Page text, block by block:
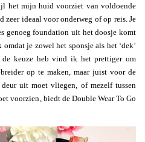
het mijn huid voorziet van voldoende
ideaal voor onderweg of op reis. Je
genoeg foundation uit het doosje komt
je zowel het sponsje als het ‘dek’
keuze heb vind ik het prettiger om
op te maken, maar juist voor de
uit moet vliegen, of mezelf tussen
voorzien, biedt de Double Wear To Go